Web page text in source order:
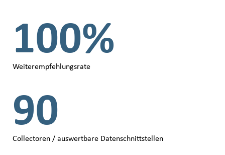
100%
Weiterempfehlungsrate
90
Collectoren / auswertbare Datenschnittstellen